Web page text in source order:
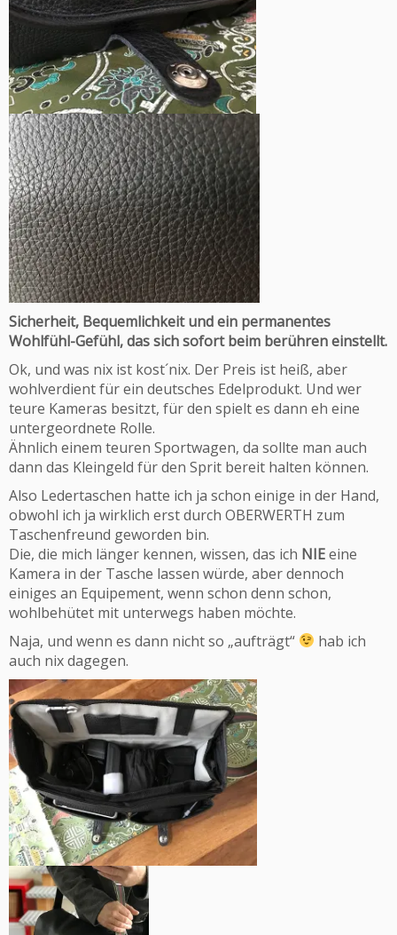
Sicherheit, Bequemlichkeit und ein permanentes
Wohlfühl-Gefühl, das sich sofort beim berühren einstellt.
Ok, und was nix ist kost´nix. Der Preis ist heiß, aber
wohlverdient für ein deutsches Edelprodukt. Und wer
teure Kameras besitzt, für den spielt es dann eh eine
untergeordnete Rolle.
Ähnlich einem teuren Sportwagen, da sollte man auch
dann das Kleingeld für den Sprit bereit halten können.
Also Ledertaschen hatte ich ja schon einige in der Hand,
obwohl ich ja wirklich erst durch OBERWERTH zum
Taschenfreund geworden bin.
Die, die mich länger kennen, wissen, das ich NIEeine
Kamera in der Tasche lassen würde, aber dennoch
einiges an Equipement, wenn schon denn schon,
wohlbehütet mit unterwegs haben möchte.
Naja, und wenn es dann nicht so „aufträgt“
hab ich
auch nix dagegen.